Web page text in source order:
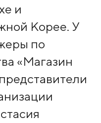
и
Корее. У
по
«Магазин